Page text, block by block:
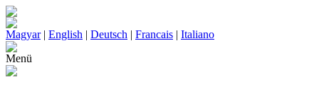
Magyar| English | Deutsch | Francais | Italiano
Menü